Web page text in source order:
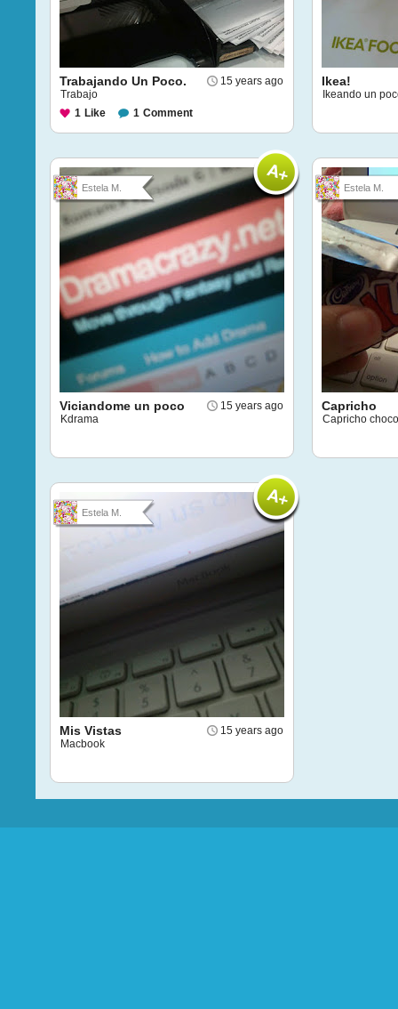
15 years ago
Trabajando Un Poco.
Trabajo
1 Like 1 Comment
Ikea!
Ikeando un
Estela M.
15 years ago
Viciandome un poco
Kdrama
Estela M.
Capricho
Capricho
Estela M.
15 years ago
Mis Vistas
Macbook